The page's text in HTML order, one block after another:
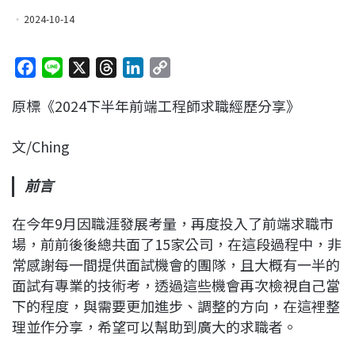
2024-10-14
c
b
o
n
r
n
p
原標《2024下半年前端工程師求職經歷分享》
文/Ching
前言
在今年9月因職涯發展考量，再度投入了前端求職市
場，前前後後總共面了15家公司，在這段過程中，非
常感謝每一間提供面試機會的團隊，且大概有一半的
面試有專業的技術考，透過這些機會再次檢視自己當
下的程度，與需要更加進步、調整的方向，在這裡整
理並作分享，希望可以幫助到廣大的求職者。